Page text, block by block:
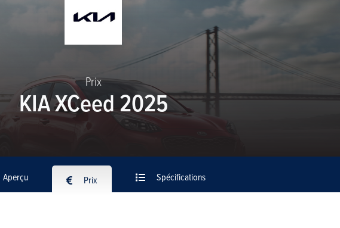
Prix
KIA XCeed 2025
Aperçu Prix Spécifications